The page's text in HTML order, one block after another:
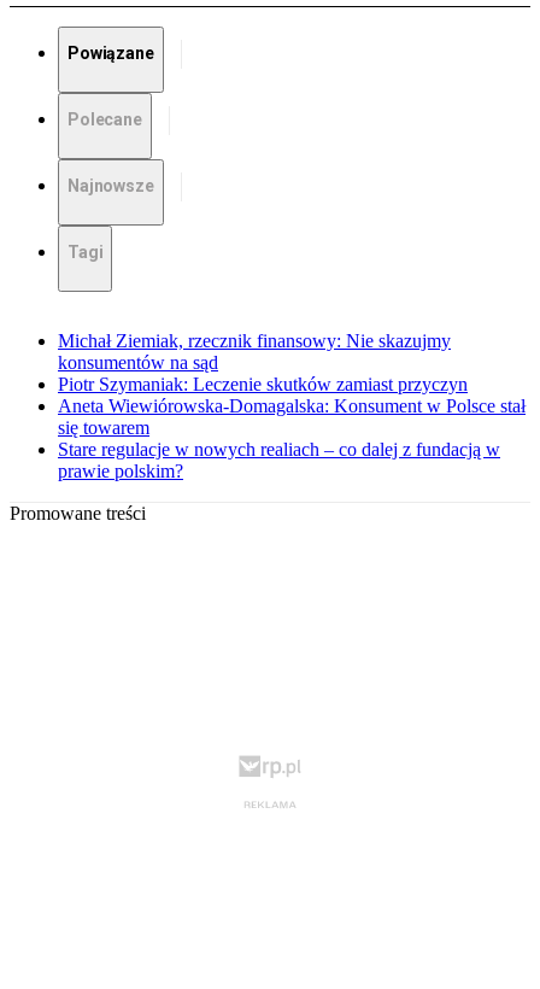
Powiązane
Polecane
Najnowsze
Tagi
Michał Ziemiak, rzecznik finansowy: Nie skazujmy
konsumentów na sąd
Piotr Szymaniak: Leczenie skutków zamiast przyczyn
Aneta Wiewiórowska-Domagalska: Konsument w Polsce stał
się towarem
Stare regulacje w nowych realiach – co dalej z fundacją w
prawie polskim?
Promowane treści